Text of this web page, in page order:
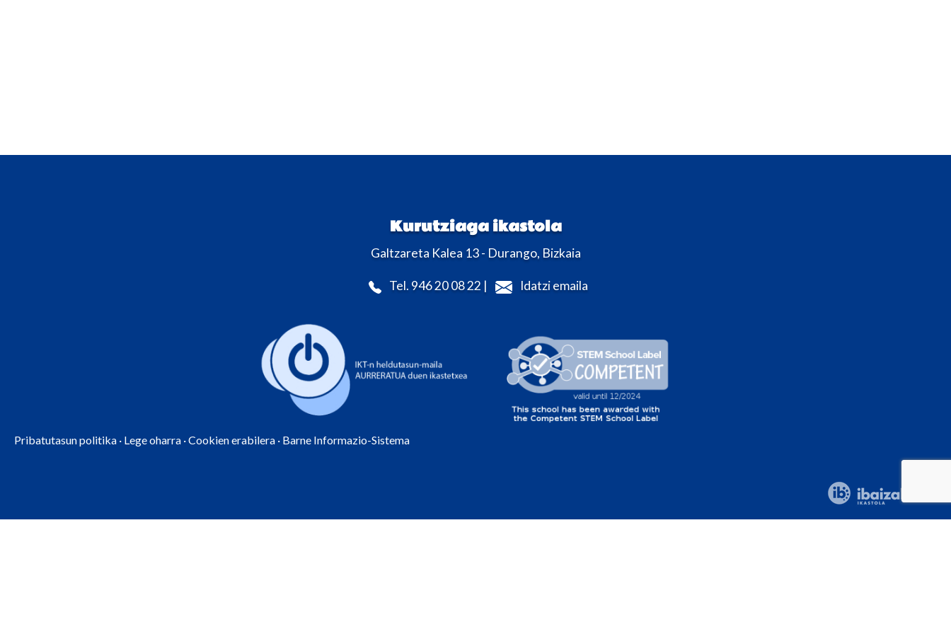
Kurutziaga ikastola
Galtzareta Kalea 13 - Durango, Bizkaia
Tel. 946 20 08 22 | Idatzi emaila
Pribatutasun politika · Lege oharra ·Cookien erabilera · Barne Informazio-Sistema